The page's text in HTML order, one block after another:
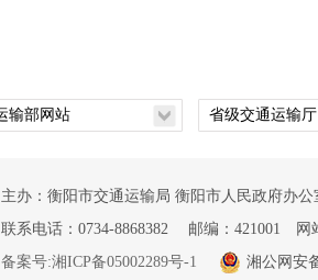
主办：衡阳市交通运输局 衡阳市人民政府办
联系电话：0734-8868382 邮编：421001 网
备案号:湘ICP备05002289号-1
湘公网安